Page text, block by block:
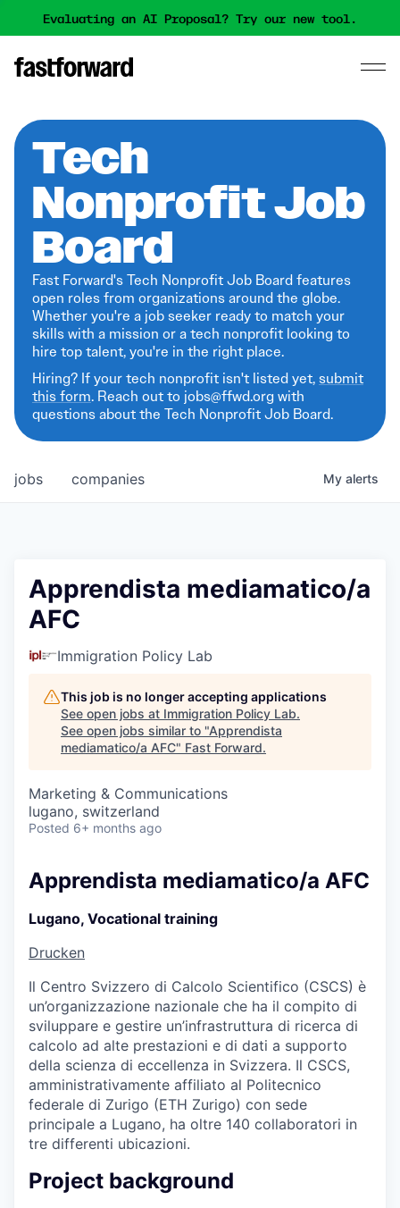
Evaluating an AI Proposal? Try our new tool.
Tech
Nonprofit Job
Board
Fast Forward's Tech Nonprofit Job Board features
open roles from organizations around the globe.
Whether you're a job seeker ready to match your
skills with a mission or a tech nonprofit looking to
hire top talent, you're in the right place.
Hiring? If your tech nonprofit isn't listed yet,submit
this form. Reach out to jobs@ffwd.org with
questions about the Tech Nonprofit Job Board.
jobs companies My alerts
Apprendista mediamatico/a
AFC
Immigration Policy Lab
This job is no longer accepting applications
See open jobs at Immigration Policy Lab.
See open jobs similar to "Apprendista
mediamatico/a AFC" Fast Forward.
Marketing & Communications
lugano, switzerland
Posted 6+ months ago
Apprendista mediamatico/a AFC
Lugano, Vocational training
Drucken
Il Centro Svizzero di Calcolo Scientifico (CSCS) è
un’organizzazione nazionale che ha il compito di
sviluppare e gestire un’infrastruttura di ricerca di
calcolo ad alte prestazioni e di dati a supporto
della scienza di eccellenza in Svizzera. Il CSCS,
amministrativamente affiliato al Politecnico
federale di Zurigo (ETH Zurigo) con sede
principale a Lugano, ha oltre 140 collaboratori in
tre differenti ubicazioni.
Project background